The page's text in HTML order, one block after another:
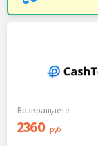
Возвращаете